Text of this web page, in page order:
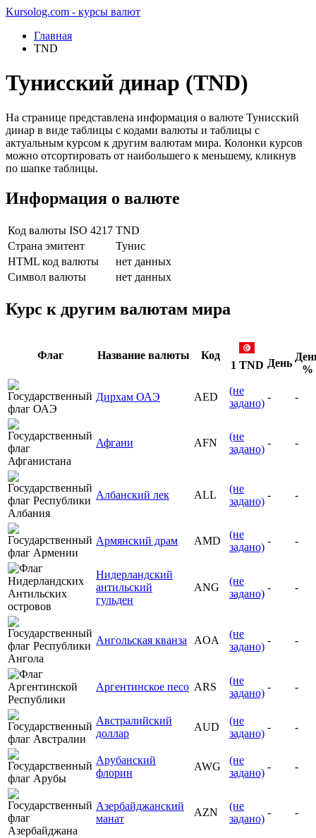
Kursolog.com - курсы валют
Главная
TND
Тунисский динар (TND)
На странице представлена информация о валюте Тунисский
динар в виде таблицы с кодами валюты и таблицы с
актуальным курсом к другим валютам мира. Колонки курсов
можно отсортировать от наибольшего к меньшему, кликнув
по шапке таблицы.
Информация о валюте
Код валюты ISO 4217 TND
Страна эмитент
Тунис
HTML код валюты
нет данных
Символ валюты
нет данных
Курс к другим валютам мира
Флаг Название валюты
Код
1 TND День
%
Дирхам ОАЭ AED
(не
задано)
- -
Афгани AFN
(не
задано)
- -
Албанский лек ALL
(не
задано)
- -
Армянский драм AMD
(не
задано)
- -
Нидерландский
антильский
гульден
ANG
(не
задано)
- -
Ангольская кванза AOA
(не
задано)
- -
Аргентинское песо ARS
(не
задано)
- -
Австралийский
доллар
AUD
(не
задано)
- -
Арубанский
флорин
AWG
(не
задано)
- -
Азербайджанский
манат
AZN
(не
задано)
- -